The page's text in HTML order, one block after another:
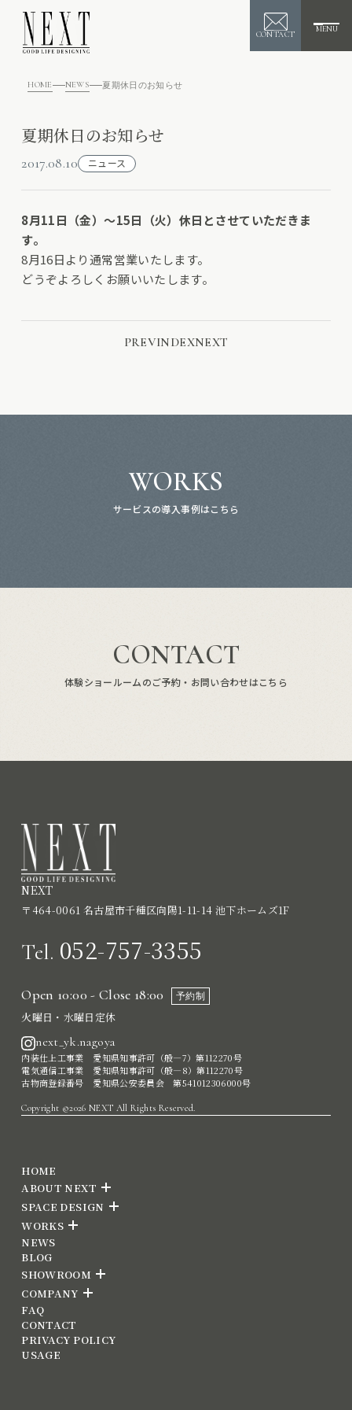
CONTACT
MENU
HOME NEWS 夏期休日のお知らせ
夏期休日のお知らせ
2017.08.10 ニュース
8月11日（金）～15日（火）休日とさせていただきま
す。
8月16日より通常営業いたします。
どうぞよろしくお願いいたします。
PREVINDEXNEXT
WORKS
サービスの導入事例はこちら
CONTACT
体験ショールームのご予約・お問い合わせはこちら
NEXT
〒464-0061 名古屋市千種区向陽1-11-14 池下ホームズ1F
Tel. 052-757-3355
Open 10:00 - Close 18:00 予約制
火曜日・水曜日定休
next_yk.nagoya
内装仕上工事業 愛知県知事許可（般―7）第112270号
電気通信工事業 愛知県知事許可（般―8）第112270号
古物商登録番号 愛知県公安委員会 第541012306000号
Copyright ©2026 NEXT All Rights Reserved.
HOME
ABOUT NEXT
SPACE DESIGN
WORKS
NEWS
BLOG
SHOWROOM
COMPANY
FAQ
CONTACT
PRIVACY POLICY
USAGE